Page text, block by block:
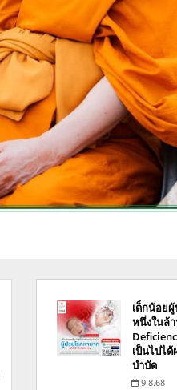
เด็กน้อย
หนึ่งในล้
เป็นไปไ
บำบัด
9.8.68